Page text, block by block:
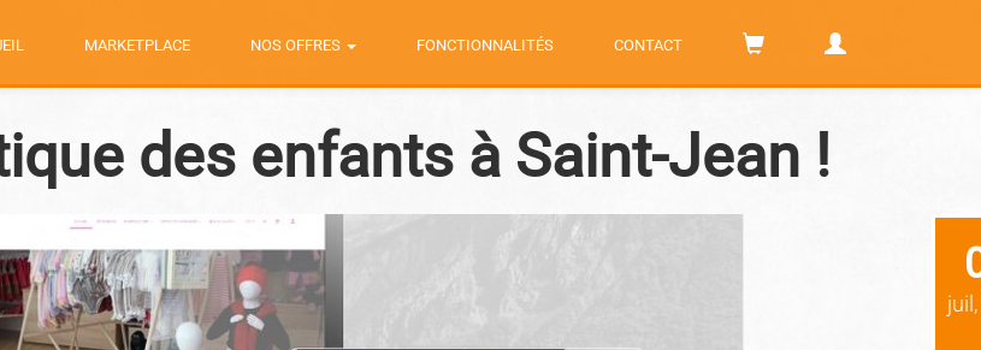
MARKETPLACE NOS OFFRES FONCTIONNALITÉS CONTACT
des enfants à Saint-Jean !